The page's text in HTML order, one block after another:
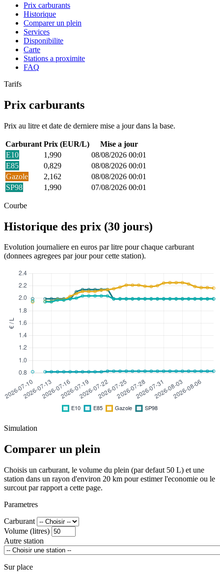
Prix carburants
Historique
Comparer un plein
Services
Disponibilite
Carte
Stations a proximite
FAQ
Tarifs
Prix carburants
Prix au litre et date de derniere mise a jour dans la base.
Carburant Prix (EUR/L)
Mise a jour
E10
1,990
08/08/2026 00:01
E85
0,829
08/08/2026 00:01
Gazole
2,162
08/08/2026 00:01
SP98
1,990 07/08/2026 00:01
Courbe
Historique des prix (30 jours)
Evolution journaliere en euros par litre pour chaque carburant
(donnees agregees par jour pour cette station).
Simulation
Comparer un plein
Choisis un carburant, le volume du plein (par defaut 50 L) et une
station dans un rayon d'environ 20 km pour estimer l'economie ou le
surcout par rapport a cette page.
Parametres
Carburant
Volume (litres)
Autre station
Sur place